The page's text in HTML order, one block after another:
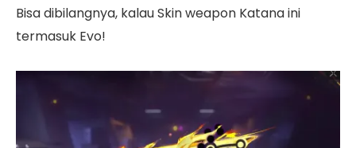
Bisa dibilangnya, kalau Skin weapon Katana ini
termasuk Evo!